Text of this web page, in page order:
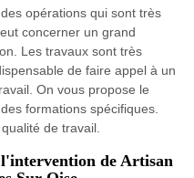
opérations qui sont très
concerner un grand
Les travaux sont très
de faire appel à un
On vous propose le
formations spécifiques.
de travail.
de Artisan